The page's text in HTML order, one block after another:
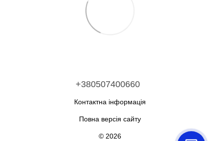
+380507400660
Контактна інформація
Повна версія сайту
© 2026